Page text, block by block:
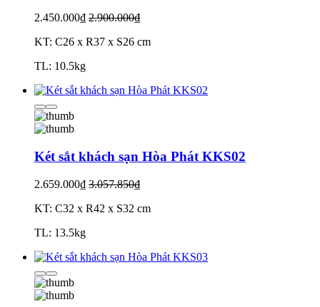
2.450.000₫ 2.900.000₫
KT: C26 x R37 x S26 cm
TL: 10.5kg
Két sắt khách sạn Hòa Phát KKS02
2.659.000₫ 3.057.850₫
KT: C32 x R42 x S32 cm
TL: 13.5kg